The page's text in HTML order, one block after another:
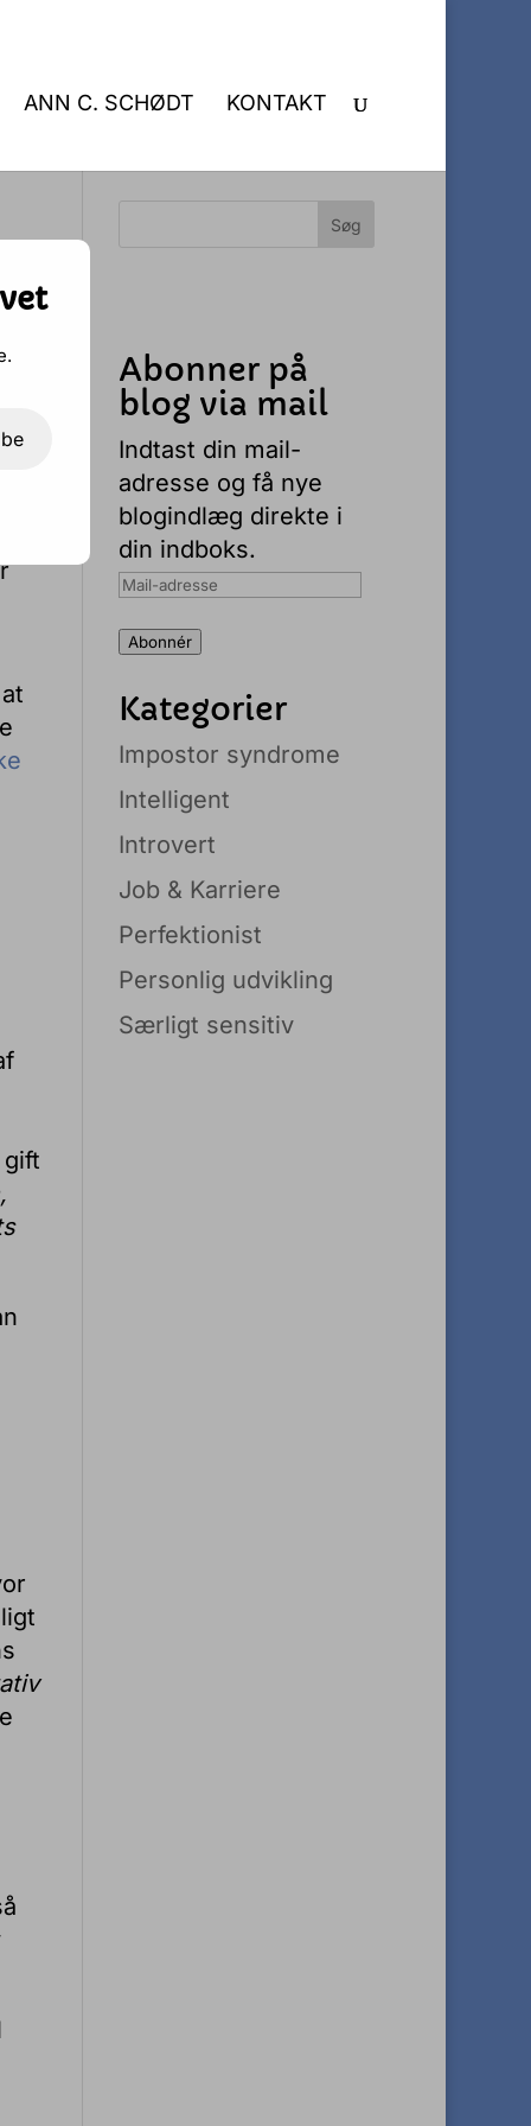
ANN C. SCHØDT KONTAKT
Abonner på
blog via mail
Indtast din mail-
adresse og få nye
blogindlæg direkte i
din indboks.
Mail-
Abonnér
Kategorier
Impostor syndrome
Intelligent
Introvert
Job & Karriere
Perfektionist
Personlig udvikling
Særligt sensitiv